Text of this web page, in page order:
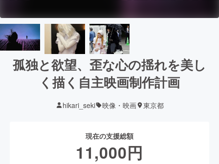
孤独と欲望、歪な心の揺れを美し
く描く自主映画制作計画
hikari_seki 映像・映画 東京都
現在の支援総額
11,000円